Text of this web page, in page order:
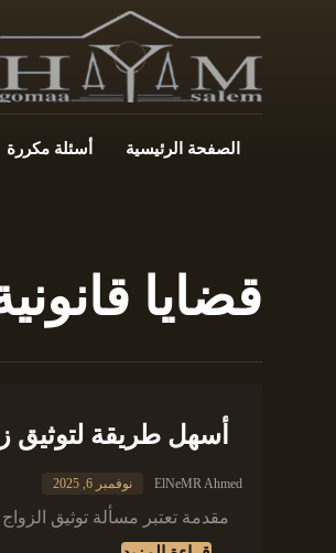
الصفحة الرئيسية أسئلة مكررة
قضايا
أسهل طريقة لتوثيق
ElNeMR Ahmed نوفمبر 6, 2025
مقدمة تعتبر مسألة توثيق